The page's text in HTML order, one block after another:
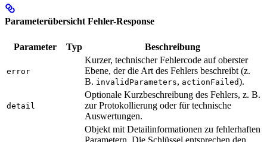
Parameterübersicht Fehler-Response
Parameter Typ Beschreibung
error
Kurzer, technischer Fehlercode auf oberster
Ebene, der die Art des Fehlers beschreibt (z.
B. invalidParameters, actionFailed).
detail
Optionale Kurzbeschreibung des Fehlers, z. B.
zur Protokollierung oder für technische
Auswertungen.
Objekt mit Detailinformationen zu fehlerhaften
Parametern. Die Schlüssel entsprechen den